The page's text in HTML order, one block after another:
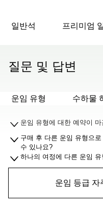
일반석 프리미엄
질문 및 답변
운임 유형 수하물
운임 유형에 대한 예약이
구매 후 다른 운임 유형으
수 있나요?
하나의 여정에 다른 운임
운임 등급 자